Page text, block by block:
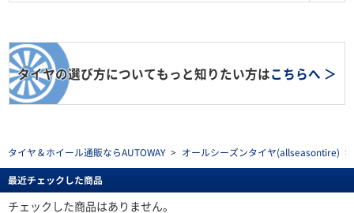
タイヤの選び方についてもっと知りたい方はこちらへ ＞
タイヤ＆ホイール通販ならAUTOWAY > オールシーズンタイヤ(allseasontire) >
最近チェックした商品
チェックした商品はありません。